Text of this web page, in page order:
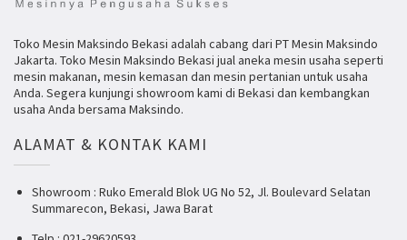
Toko Mesin Maksindo Bekasi adalah cabang dari PT Mesin Maksindo
Jakarta. Toko Mesin Maksindo Bekasi jual aneka mesin usaha seperti
mesin makanan, mesin kemasan dan mesin pertanian untuk usaha
Anda. Segera kunjungi showroom kami di Bekasi dan kembangkan
usaha Anda bersama Maksindo.
ALAMAT & KONTAK KAMI
Showroom : Ruko Emerald Blok UG No 52, Jl. Boulevard Selatan
Summarecon, Bekasi, Jawa Barat